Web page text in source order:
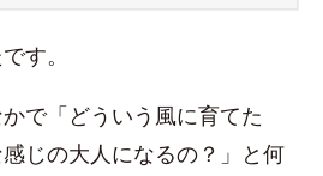
す。
で「どういう風に育てた
じの大人になるの？」と何